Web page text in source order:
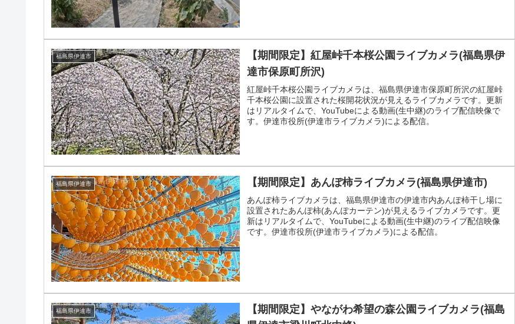
福島県伊達市
【期間限定】紅屋峠千本桜公園ライブカメラ(福島県伊
達市保原町所沢)
紅屋峠千本桜公園ライブカメラは、福島県伊達市保原町所沢の紅屋峠
千本桜公園に設置された桜開花状況が見えるライブカメラです。更新
はリアルタイムで、YouTubeによる動画(生中継)のライブ配信映像で
す。伊達市役所(伊達市ライブカメラ)による配信。
福島県伊達市 【期間限定】あんぽ柿ライブカメラ(福島県伊達市)
あんぽ柿ライブカメラは、福島県伊達市の伊達市内あんぽ柿干し場に
設置されたあんぽ柿(あんぽカーテン)が見えるライブカメラです。更
新はリアルタイムで、YouTubeによる動画(生中継)のライブ配信映像
です。伊達市役所(伊達市ライブカメラ)による配信。
福島県伊達市
【期間限定】やながわ希望の森公園ライブカメラ(福島